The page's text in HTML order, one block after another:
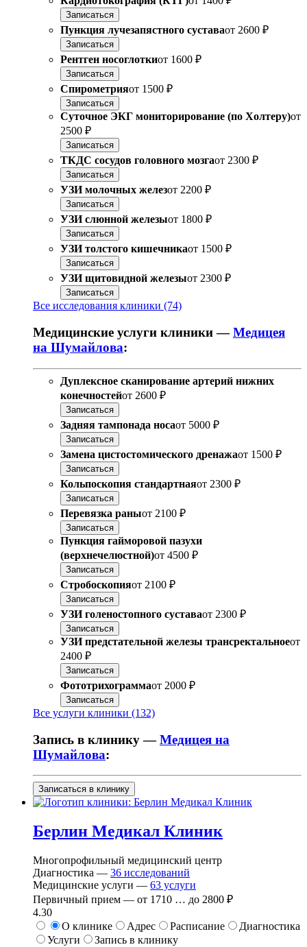
Записаться
Пункция лучезапястного суставаот 2600 ₽
Записаться
Рентген носоглоткиот 1600 ₽
Записаться
Спирометрияот 1500 ₽
Записаться
Суточное ЭКГ мониторирование (по Холтеру)от
2500 ₽
Записаться
ТКДС сосудов головного мозгаот 2300 ₽
Записаться
УЗИ молочных железот 2200 ₽
Записаться
УЗИ слюнной железыот 1800 ₽
Записаться
УЗИ толстого кишечникаот 1500 ₽
Записаться
УЗИ щитовидной железыот 2300 ₽
Записаться
Все исследования клиники (74)
Медицинские услуги клиники —Медицея
на Шумайлова:
Дуплексное сканирование артерий нижних
конечностейот 2600 ₽
Записаться
Задняя тампонада носаот 5000 ₽
Записаться
Замена цистостомического дренажаот 1500 ₽
Записаться
Кольпоскопия стандартнаяот 2300 ₽
Записаться
Перевязка раныот 2100 ₽
Записаться
Пункция гайморовой пазухи
(верхнечелюстной)от 4500 ₽
Записаться
Стробоскопияот 2100 ₽
Записаться
УЗИ голеностопного суставаот 2300 ₽
Записаться
УЗИ предстательной железы трансректальноеот
2400 ₽
Записаться
Фототрихограммаот 2000 ₽
Записаться
Все услуги клиники (132)
Запись в клинику —Медицея на
Шумайлова:
Записаться в клинику
Берлин Медикал Клиник
Многопрофильный медицинский центр
Диагностика — 36 исследований
Медицинские услуги — 63 услуги
Первичный прием — от 1710 … до 2800 ₽
4.30
О клинике
Адрес Расписание
Диагностика
Услуги
Запись в клинику